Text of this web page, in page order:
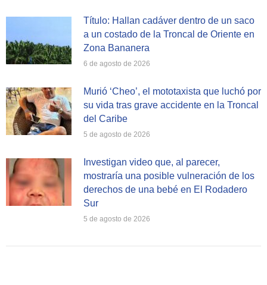
Título: Hallan cadáver dentro de un saco
a un costado de la Troncal de Oriente en
Zona Bananera
6 de agosto de 2026
Murió ‘Cheo’, el mototaxista que luchó por
su vida tras grave accidente en la Troncal
del Caribe
5 de agosto de 2026
Investigan video que, al parecer,
mostraría una posible vulneración de los
derechos de una bebé en El Rodadero
Sur
5 de agosto de 2026